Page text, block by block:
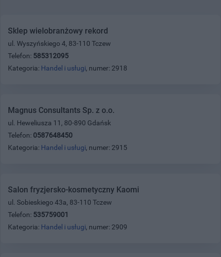
Sklep wielobranżowy rekord
ul. Wyszyńskiego 4, 83-110 Tczew
Telefon: 585312095
Kategoria: Handel i usługi, numer: 2918
Magnus Consultants Sp. z o.o.
ul. Heweliusza 11, 80-890 Gdańsk
Telefon: 0587648450
Kategoria: Handel i usługi, numer: 2915
Salon fryzjersko-kosmetyczny Kaomi
ul. Sobieskiego 43a, 83-110 Tczew
Telefon: 535759001
Kategoria: Handel i usługi, numer: 2909